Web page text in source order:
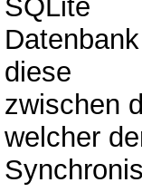
SQLite
diese
zwischen
welcher